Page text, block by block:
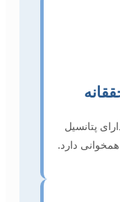
پتانسیل
همخوانی دارد.